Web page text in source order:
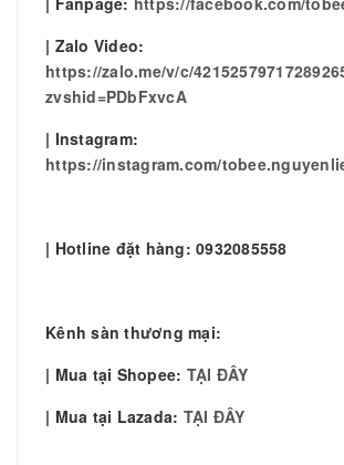
| Zalo Video:
https://zalo.me/v/c/
zvshid=PDbFxvcA
| Instagram:
https://instagram.com/
| Hotline đặt hàng: 0932085558
Kênh sàn thương mại:
| Mua tại Shopee: TẠI ĐÂY
| Mua tại Lazada: TẠI ĐÂY